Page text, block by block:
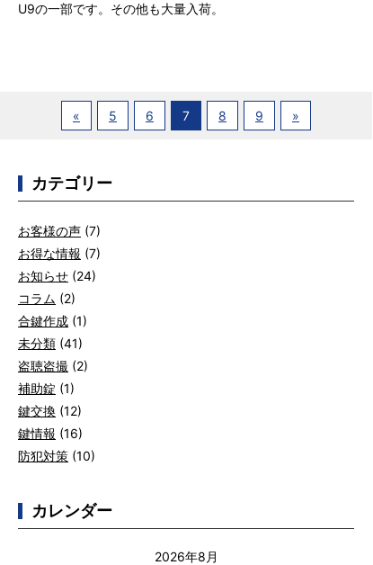
U9の一部です。その他も大量入荷。
« 5 6 7 8 9 »
カテゴリー
お客様の声 (7)
お得な情報 (7)
お知らせ (24)
コラム (2)
合鍵作成 (1)
未分類 (41)
盗聴盗撮 (2)
補助錠 (1)
鍵交換 (12)
鍵情報 (16)
防犯対策 (10)
カレンダー
2026年8月